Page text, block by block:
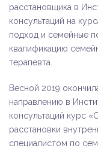
расстановщика в
консультаций на
подход и семейные
квалификацию
терапевта.
Весной 2019
направлению в
консультаций курс
расстановки
специалистом по